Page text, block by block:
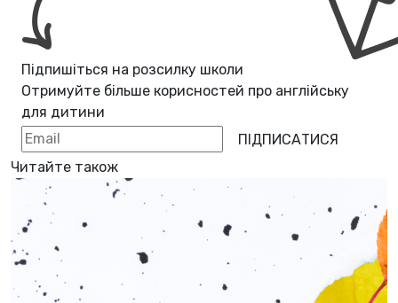
Підпишіться на розсилку школи
Отримуйте більше корисностей про англійську
для дитини
ПІДПИСАТИСЯ
Читайте також